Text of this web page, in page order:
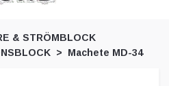
& STRÖMBLOCK
Machete MD-34